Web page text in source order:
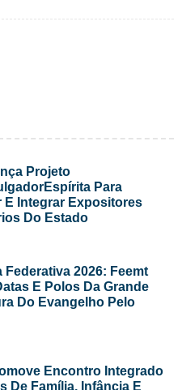
Projeto
Para
E Integrar Expositores
Do Estado
Federativa 2026: Feemt
E Polos Da Grande
Do Evangelho Pelo
Encontro Integrado
De Família, Infância E